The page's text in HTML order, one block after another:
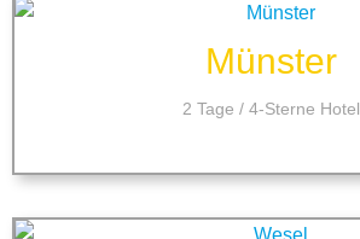
Münster
2 Tage / 4-Sterne Hotel